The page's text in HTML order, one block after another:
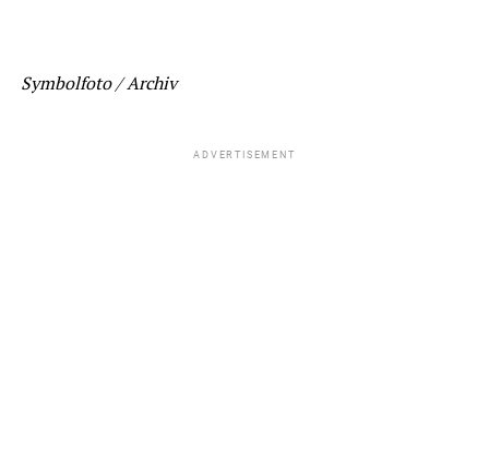
Symbolfoto / Archiv
ADVERTISEMENT